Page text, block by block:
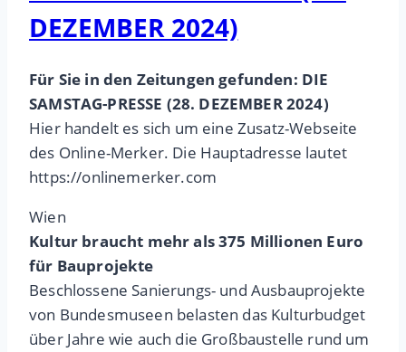
DEZEMBER 2024)
Für Sie in den Zeitungen gefunden: DIE
SAMSTAG-PRESSE (28. DEZEMBER 2024)
Hier handelt es sich um eine Zusatz-Webseite
des Online-Merker. Die Hauptadresse lautet
https://onlinemerker.com
Wien
Kultur braucht mehr als 375 Millionen Euro
für Bauprojekte
Beschlossene Sanierungs- und Ausbauprojekte
von Bundesmuseen belasten das Kulturbudget
über Jahre wie auch die Großbaustelle rund um